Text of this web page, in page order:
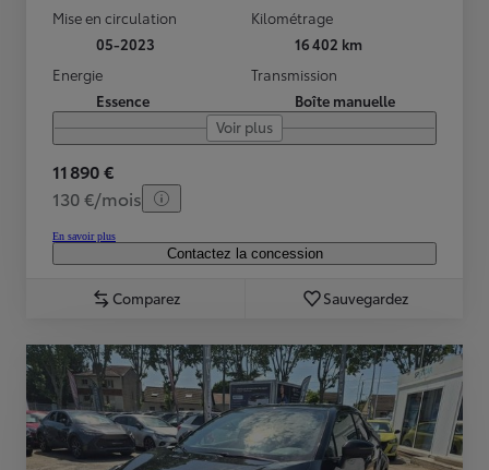
Mise en circulation
05-2023
Kilométrage
16 402 km
Energie
Essence
Transmission
Boîte manuelle
Voir plus
11 890 €
130 €/mois
En savoir plus
Contactez la concession
Comparez Sauvegardez